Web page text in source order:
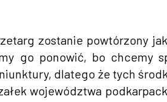
zostanie powtórzony
go ponowić, bo chcemy
dlatego że tych
województwa